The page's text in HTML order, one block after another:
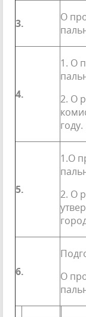
3. О
4.
1. О
2. О
году.
5.
1.О
2. О
6. О